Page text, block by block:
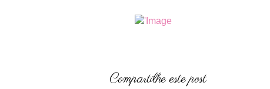
Compartilhe este post